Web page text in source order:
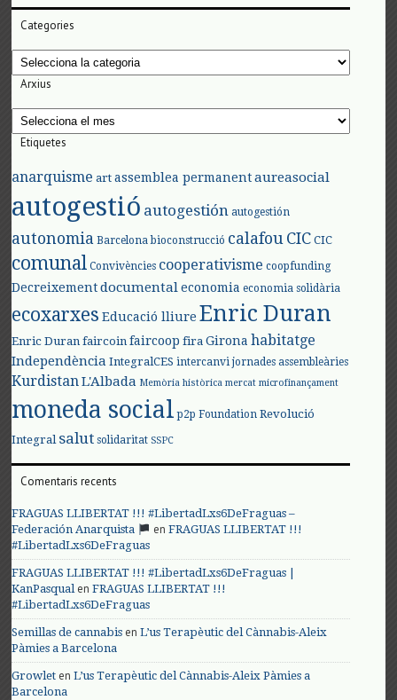
Categories
Categories
Arxius
Arxius
Etiquetes
anarquisme art assemblea permanent aureasocial
autogestió autogestión autogestión
autonomia Barcelona bioconstrucció calafouCIC CIC
comunal Convivències cooperativisme coopfunding
Decreixement documental economia economia solidària
ecoxarxes Educació lliure Enric Duran
Enric Duran faircoin faircoop fira Girona habitatge
Independència IntegralCES intercanvi jornades assembleàries
KurdistanL'Albada Memòria històrica mercat microfinançament
moneda social p2p Foundation Revolució
Integral salut solidaritat SSPC
Comentaris recents
FRAGUAS LLIBERTAT !!! #LibertadLxs6DeFraguas –
Federación Anarquista
enFRAGUAS LLIBERTAT !!!
#LibertadLxs6DeFraguas
FRAGUAS LLIBERTAT !!! #LibertadLxs6DeFraguas |
KanPasqualenFRAGUAS LLIBERTAT !!!
#LibertadLxs6DeFraguas
Semillas de cannabis enL’us Terapèutic del Cànnabis-Aleix
Pàmies a Barcelona
Growlet enL’us Terapèutic del Cànnabis-Aleix Pàmies a
Barcelona